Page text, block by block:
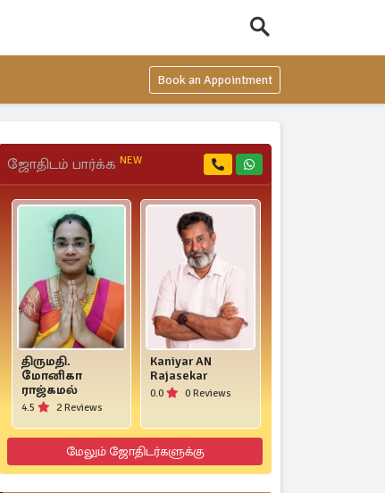
Book an Appointment
ஜோதிடம் பார்க்க NEW
திருமதி.
மோனிகா
ராஜ்கமல்
4.5 2 Reviews
Kaniyar AN
Rajasekar
0.0 0 Reviews
மேலும் ஜோதிடர்களுக்கு